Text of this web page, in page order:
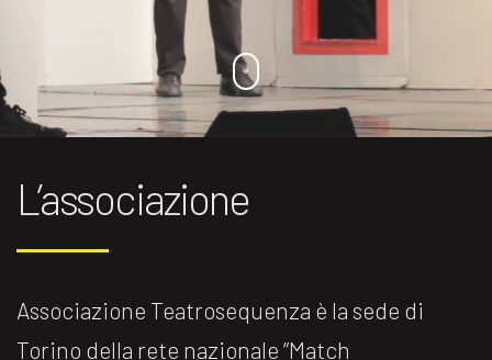
L’associazione
Associazione Teatrosequenza è la sede di
Torino della rete nazionale ”Match